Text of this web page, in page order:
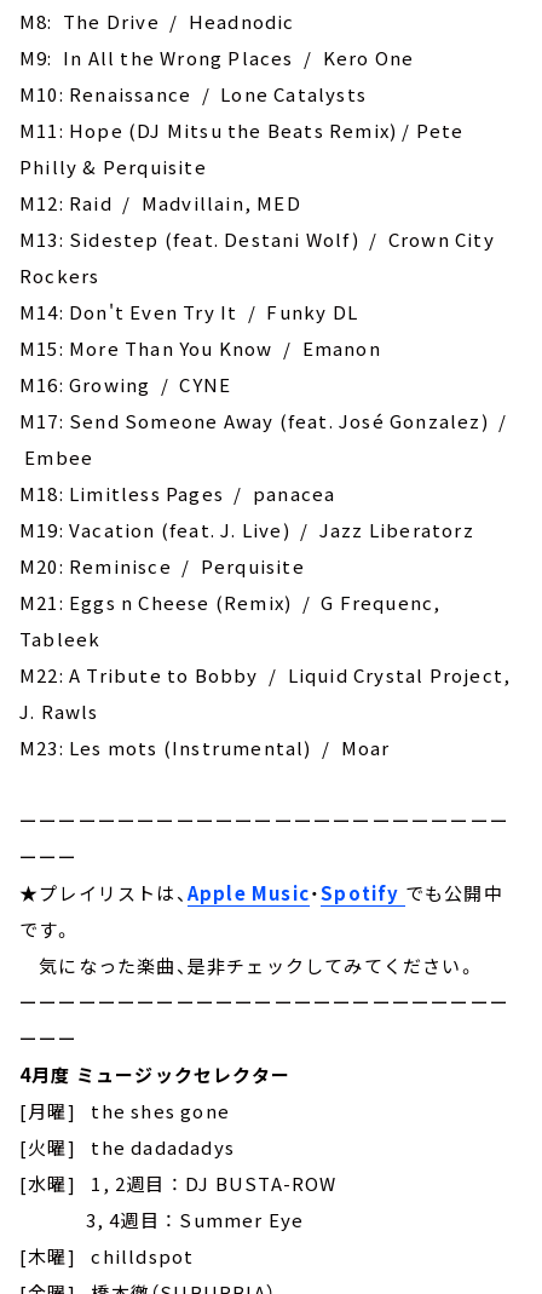
M8: The Drive / Headnodic
M9: In All the Wrong Places / Kero One
M10: Renaissance / Lone Catalysts
M11: Hope (DJ Mitsu the Beats Remix) / Pete
Philly & Perquisite
M12: Raid / Madvillain, MED
M13: Sidestep (feat. Destani Wolf) / Crown City
Rockers
M14: Don't Even Try It / Funky DL
M15: More Than You Know / Emanon
M16: Growing / CYNE
M17: Send Someone Away (feat. José Gonzalez) /
Embee
M18: Limitless Pages / panacea
M19: Vacation (feat. J. Live) / Jazz Liberatorz
M20: Reminisce / Perquisite
M21: Eggs n Cheese (Remix) / G Frequenc,
Tableek
M22: A Tribute to Bobby / Liquid Crystal Project,
J. Rawls
M23: Les mots (Instrumental) / Moar
ーーーーーーーーーーーーーーーーーーーーーーーーー
ーーー
★プレイリストは、Apple Music・Spotify でも公開中
です。
気になった楽曲、是非チェックしてみてください。
ーーーーーーーーーーーーーーーーーーーーーーーーー
ーーー
4月度 ミュージックセレクター
[月曜] the shes gone
[火曜] the dadadadys
[水曜] 1, 2週目 ： DJ BUSTA-ROW
3, 4週目 ： Summer Eye
[木曜] chilldspot